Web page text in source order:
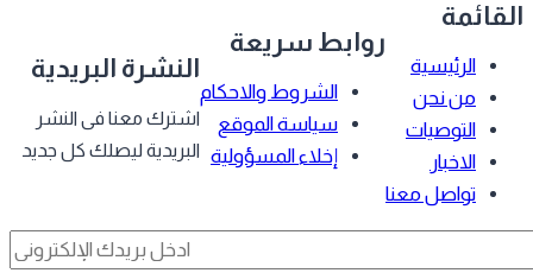
الرئيسية
من نحن
التوصيات
الاخبار
تواصل معنا
روابط سريعة
الشروط والاحكام
سياسة الموقع
إخلاء المسؤولية
النشرة البريدية
اشترك معنا فى النشر
البريدية ليصلك كل جديد